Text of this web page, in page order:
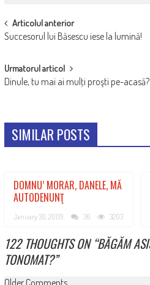
POST
NAVIGATION
Articolul anterior
Succesorul lui Băsescu iese la lumină!
Urmatorul articol
Dinule, tu mai ai mulţi proşti pe-acasă?
SIMILAR POSTS
DOMNU’ MORAR, DANELE, MĂ
AUTODENUNŢ
January 30, 2009 36 3203
122 THOUGHTS ON “BĂGĂM
TONOMAT?”